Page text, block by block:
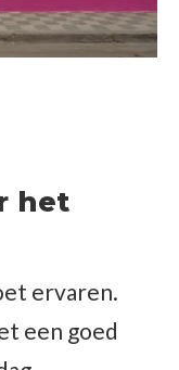
het
ervaren.
een goed